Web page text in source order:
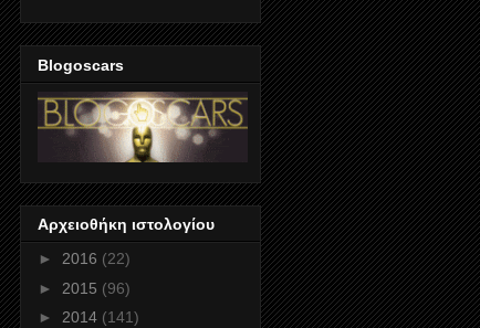
Blogoscars
Αρχειοθήκη ιστολογίου
► 2016 (22)
► 2015 (96)
► 2014 (141)